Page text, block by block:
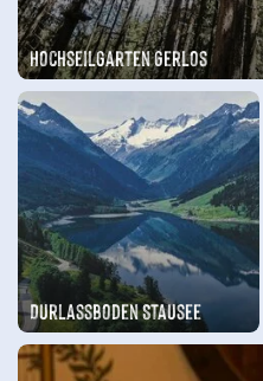
Hochseilgarten Gerlos
Durlassboden Stausee